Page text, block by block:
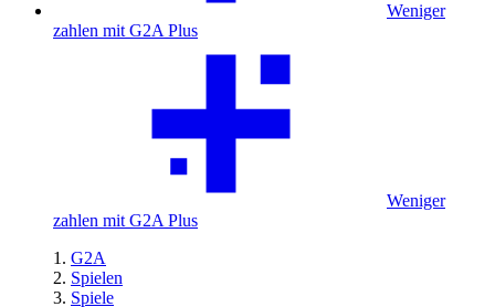
Weniger
zahlen mit G2A Plus
Weniger
zahlen mit G2A Plus
G2A
Spielen
Spiele